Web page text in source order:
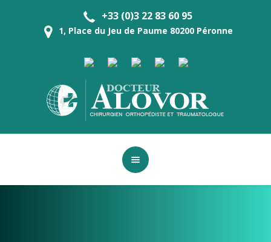
+33 (0)3 22 83 60 95
1, Place du Jeu de Paume 80200 Péronne